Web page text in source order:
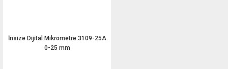
İnsize Dijital Mikrometre 3109-25A
0-25 mm